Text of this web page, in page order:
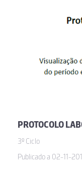
3º Ciclo
Publicado a 02-11-